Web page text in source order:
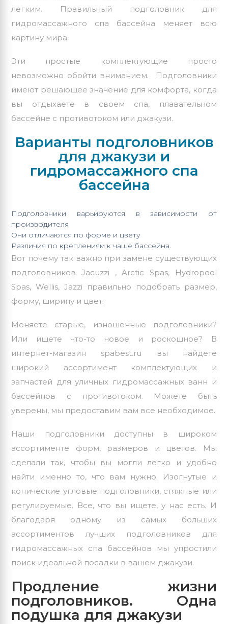
легким. Правильный подголовник для
гидромассажного спа бассейна меняет всю
картину мира.
Эти простые комплектующие просто
невозможно обойти вниманием. Подголовники
имеют решающее значение для комфорта, когда
вы отдыхаете в своем спа, плавательном
бассейне с противотоком или джакузи.
Варианты подголовников
для джакузи и
гидромассажного спа
бассейна
Подголовники варьируются в зависимости от
производителя
Они отличаются по форме и цвету
Различия по креплениям к чаше бассейна.
Вот почему так важно при замене существующих
подголовников Jacuzzi , Arctic Spas, Hydropool
Spas,Wellis, Jazzi правильно подобрать размер,
форму, ширину и цвет.
Меняете старые, изношенные подголовники?
Или ищете что-то новое и роскошное? В
интернет-магазин spabest.ru вы найдете
широкий ассортимент комплектующих и
запчастей для уличных гидромассажных ванн и
бассейнов с противотоком. Можете быть
уверены, мы предоставим вам все необходимое.
Наши подголовники доступны в широком
ассортименте форм, размеров и цветов. Мы
сделали так, чтобы вы могли легко и удобно
найти именно то, что вам нужно. Изогнутые и
конические угловые подголовники, стяжные или
регулируемые. Все, что вы ищете, у нас есть. И
благодаря одному из самых больших
ассортиментов лучших подголовников для
гидромассажных спа бассейнов мы упростили
поиск идеальной посадки в вашем джакузи.
Продление жизни
подголовников. Одна
подушка для джакузи